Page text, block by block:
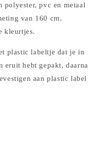
polyester, pvc en metaal
van 160 cm.
kleurtjes.
plastic labeltje dat je in
eruit hebt gepakt, daarna
aan plastic label